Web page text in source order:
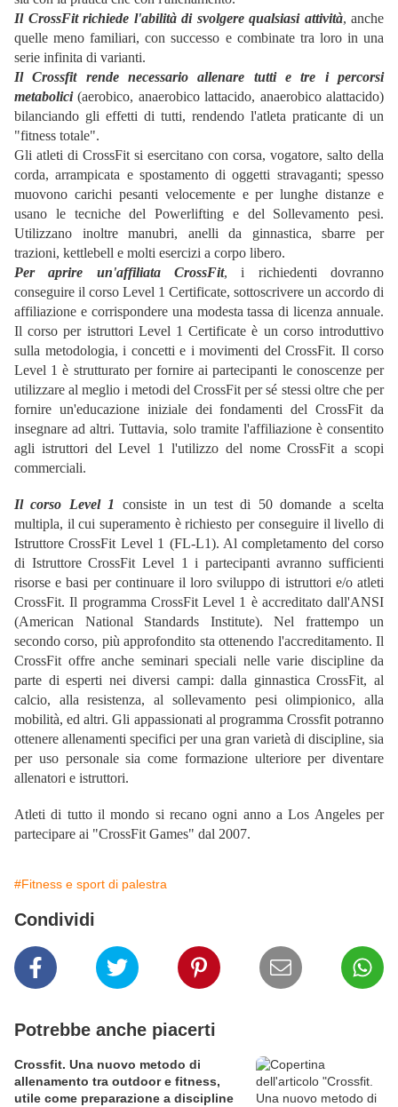
Il CrossFit richiede l'abilità di svolgere qualsiasi attività, anche
quelle meno familiari, con successo e combinate tra loro in una
serie infinita di varianti.
Il Crossfit rende necessario allenare tutti e tre i percorsi
metabolici(aerobico, anaerobico lattacido, anaerobico alattacido)
bilanciando gli effetti di tutti, rendendo l'atleta praticante di un
"fitness totale".
Gli atleti di CrossFit si esercitano con corsa, vogatore, salto della
corda, arrampicata e spostamento di oggetti stravaganti; spesso
muovono carichi pesanti velocemente e per lunghe distanze e
usano le tecniche del Powerlifting e del Sollevamento pesi.
Utilizzano inoltre manubri, anelli da ginnastica, sbarre per
trazioni, kettlebell e molti esercizi a corpo libero.
Per aprire un'affiliata CrossFit, i richiedenti dovranno
conseguire il corso Level 1 Certificate, sottoscrivere un accordo di
affiliazione e corrispondere una modesta tassa di licenza annuale.
Il corso per istruttori Level 1 Certificate è un corso introduttivo
sulla metodologia, i concetti e i movimenti del CrossFit. Il corso
Level 1 è strutturato per fornire ai partecipanti le conoscenze per
utilizzare al meglio i metodi del CrossFit per sé stessi oltre che per
fornire un'educazione iniziale dei fondamenti del CrossFit da
insegnare ad altri. Tuttavia, solo tramite l'affiliazione è consentito
agli istruttori del Level 1 l'utilizzo del nome CrossFit a scopi
commerciali.
Il corso Level 1 consiste in un test di 50 domande a scelta
multipla, il cui superamento è richiesto per conseguire il livello di
Istruttore CrossFit Level 1 (FL-L1). Al completamento del corso
di Istruttore CrossFit Level 1 i partecipanti avranno sufficienti
risorse e basi per continuare il loro sviluppo di istruttori e/o atleti
CrossFit. Il programma CrossFit Level 1 è accreditato dall'ANSI
(American National Standards Institute). Nel frattempo un
secondo corso, più approfondito sta ottenendo l'accreditamento. Il
CrossFit offre anche seminari speciali nelle varie discipline da
parte di esperti nei diversi campi: dalla ginnastica CrossFit, al
calcio, alla resistenza, al sollevamento pesi olimpionico, alla
mobilità, ed altri. Gli appassionati al programma Crossfit potranno
ottenere allenamenti specifici per una gran varietà di discipline, sia
per uso personale sia come formazione ulteriore per diventare
allenatori e istruttori.
Atleti di tutto il mondo si recano ogni anno a Los Angeles per
partecipare ai "CrossFit Games" dal 2007.
#Fitness e sport di palestra
Condividi
Potrebbe anche piacerti
Crossfit. Una nuovo metodo di
allenamento tra outdoor e fitness,
utile come preparazione a discipline